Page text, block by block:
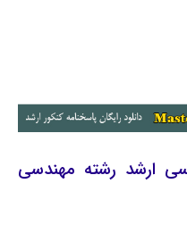
ارشد رشته مهندسی